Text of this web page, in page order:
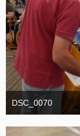
DSC_0070
1. September 2025